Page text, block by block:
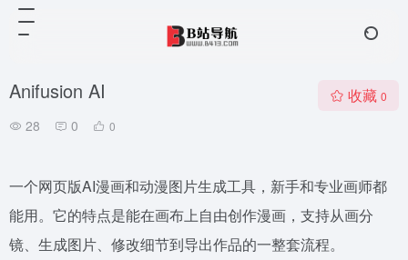
Anifusion AI
28 0 0
收藏 0
一个网页版AI漫画和动漫图片生成工具，新手和专业画师都
能用。它的特点是能在画布上自由创作漫画，支持从画分
镜、生成图片、修改细节到导出作品的一整套流程。